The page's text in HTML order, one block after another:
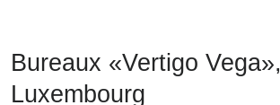
Bureaux «Vertigo Vega»,
Luxembourg